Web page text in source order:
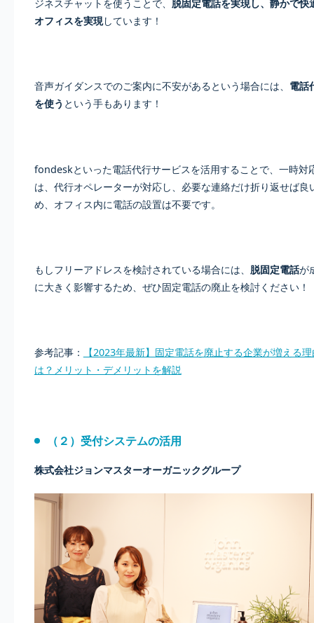
ジネスチャットを使うことで、 脱固定電話を実現し、静かで快
オフィスを実現しています！
音声ガイダンスでのご案内に不安があるという場合には、 電話
を使う という手もあります！
fondeskといった電話代行サービスを活用することで、一時対
は、代行オペレーターが対応し、必要な連絡だけ折り返せば良
め、オフィス内に電話の設置は不要です。
もしフリーアドレスを検討されている場合には、 脱固定電話が
に大きく影響するため、ぜひ固定電話の廃止を検討ください！
参考記事：
【2023年最新】固定電話を廃止する企業が増える
は？メリット・デメリットを解説
（２）受付システムの活用
株式会社ジョンマスターオーガニックグループ